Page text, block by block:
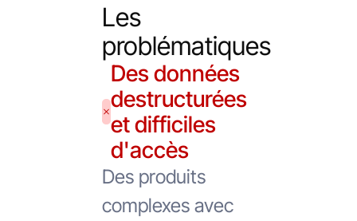
Les
problématiques
Des données
destructurées
et difficiles
d'accès
Des produits
complexes avec